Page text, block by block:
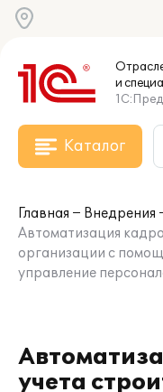
и
Каталог
Главная
Внедрения
Автоматизация
организации с
управление
учета